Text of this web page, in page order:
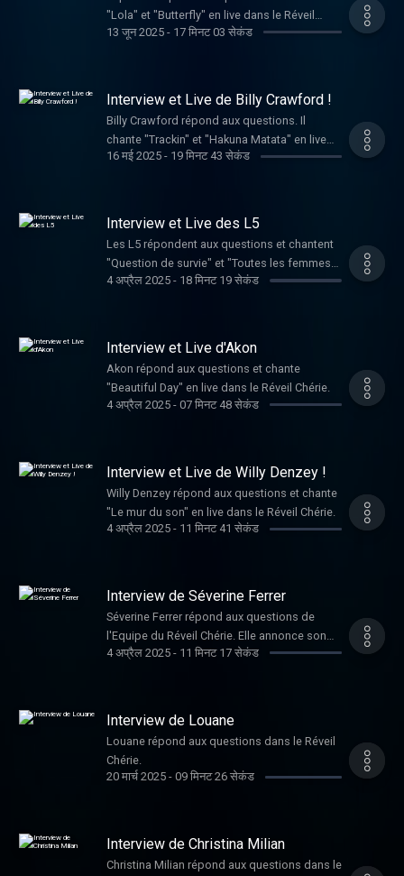
"Lola" et "Butterfly" en live dans le Réveil
Chérie.
13 जून 2025- 17 मिनट 03 सेकंड
Interview et Live de Billy Crawford !
Billy Crawford répond aux questions. Il
chante "Trackin" et "Hakuna Matata" en live
dans le Réveil Chérie.
16 मई 2025- 19 मिनट 43 सेकंड
Interview et Live des L5
Les L5 répondent aux questions et chantent
"Question de survie" et "Toutes les femmes
de ta vie" en live dans le Réveil Chérie.
4 अप्रैल 2025- 18 मिनट 19 सेकंड
Interview et Live d'Akon
Akon répond aux questions et chante
"Beautiful Day" en live dans le Réveil Chérie.
4 अप्रैल 2025- 07 मिनट 48 सेकंड
Interview et Live de Willy Denzey !
Willy Denzey répond aux questions et chante
"Le mur du son" en live dans le Réveil Chérie.
4 अप्रैल 2025- 11 मिनट 41 सेकंड
Interview de Séverine Ferrer
Séverine Ferrer répond aux questions de
l'Equipe du Réveil Chérie. Elle annonce son
arrivée sur Chérie FM et affronte Tiffany au
4 अप्रैल 2025- 11 मिनट 17 सेकंड
Interview de Louane
Louane répond aux questions dans le Réveil
Chérie.
20 मार्च 2025- 09 मिनट 26 सेकंड
Interview de Christina Milian
Christina Milian répond aux questions dans le